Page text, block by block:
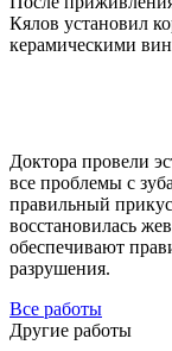
Кялов установил
керамическими
Доктора провели
все проблемы с
правильный
восстановилась
обеспечивают
разрушения.
Все работы
Другие работы